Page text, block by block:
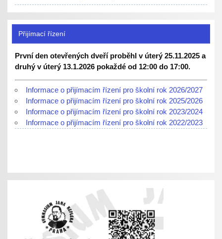
Přijímací řízení
První den otevřených dveří proběhl v úterý 25.11.2025 a
druhý v úterý 13.1.2026 pokaždé od 12:00 do 17:00.
Informace o přijímacím řízení pro školní rok 2026/2027
Informace o přijímacím řízení pro školní rok 2025/2026
Informace o přijímacím řízení pro školní rok 2023/2024
Informace o přijímacím řízení pro školní rok 2022/2023